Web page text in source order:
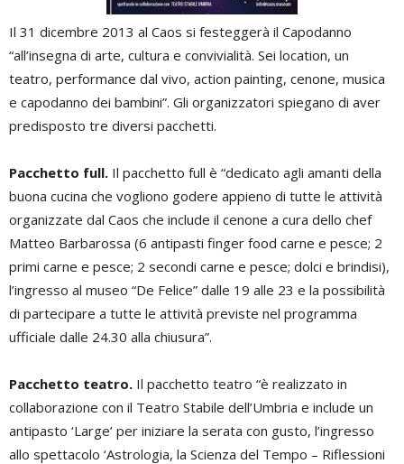
Il 31 dicembre 2013 al Caos si festeggerà il Capodanno
“all’insegna di arte, cultura e convivialità. Sei location, un
teatro, performance dal vivo, action painting, cenone, musica
e capodanno dei bambini”. Gli organizzatori spiegano di aver
predisposto tre diversi pacchetti.
Pacchetto full. Il pacchetto full è “dedicato agli amanti della
buona cucina che vogliono godere appieno di tutte le attività
organizzate dal Caos che include il cenone a cura dello chef
Matteo Barbarossa (6 antipasti finger food carne e pesce; 2
primi carne e pesce; 2 secondi carne e pesce; dolci e brindisi),
l’ingresso al museo “De Felice” dalle 19 alle 23 e la possibilità
di partecipare a tutte le attività previste nel programma
ufficiale dalle 24.30 alla chiusura”.
Pacchetto teatro. Il pacchetto teatro “è realizzato in
collaborazione con il Teatro Stabile dell’Umbria e include un
antipasto ‘Large’ per iniziare la serata con gusto, l’ingresso
allo spettacolo ‘Astrologia, la Scienza del Tempo – Riflessioni